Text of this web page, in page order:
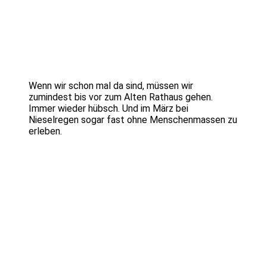
Wenn wir schon mal da sind, müssen wir
zumindest bis vor zum Alten Rathaus gehen.
Immer wieder hübsch. Und im März bei
Nieselregen sogar fast ohne Menschenmassen zu
erleben.